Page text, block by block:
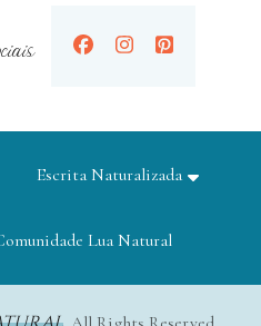
Escrita Naturalizada
Lua Natural